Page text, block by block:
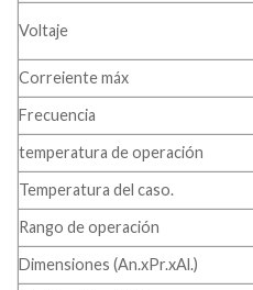
Voltaje
Correiente máx
Frecuencia
temperatura de operación
Temperatura del caso.
Rango de operación
Dimensiones (An.xPr.xAl.)